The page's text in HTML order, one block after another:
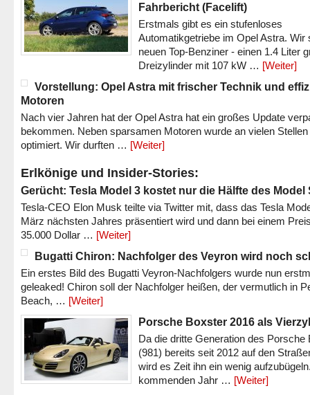
Fahrbericht (Facelift)
Erstmals gibt es ein stufenloses
Automatikgetriebe im Opel Astra. Wir
neuen Top-Benziner - einen 1.4 Liter
Dreizylinder mit 107 kW … [Weiter]
Vorstellung: Opel Astra mit frischer Technik und
Motoren
Nach vier Jahren hat der Opel Astra hat ein großes Update
bekommen. Neben sparsamen Motoren wurde an vielen Stellen
optimiert. Wir durften … [Weiter]
Erlkönige und Insider-Stories:
Gerücht: Tesla Model 3 kostet nur die Hälfte des Model
Tesla-CEO Elon Musk teilte via Twitter mit, dass das Tesla
März nächsten Jahres präsentiert wird und dann bei einem
35.000 Dollar … [Weiter]
Bugatti Chiron: Nachfolger des Veyron wird noch
Ein erstes Bild des Bugatti Veyron-Nachfolgers wurde nun
geleaked! Chiron soll der Nachfolger heißen, der vermutlich in
Beach, … [Weiter]
Porsche Boxster 2016 als
Da die dritte Generation des Porsche
(981) bereits seit 2012 auf den
wird es Zeit ihn ein wenig
kommenden Jahr … [Weiter]